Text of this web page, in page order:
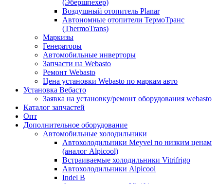
(Эбершпехер)
Воздушный отопитель Planar
Автономные отопители ТермоТранс
(ThermoTrans)
Маркизы
Генераторы
Автомобильные инверторы
Запчасти на Webasto
Ремонт Webasto
Цена установки Webasto по маркам авто
Установка Вебасто
Заявка на установку/ремонт оборудования webasto
Каталог запчастей
Опт
Дополнительное оборудование
Автомобильные холодильники
Автохолодильники Meyvel по низким ценам
(аналог Alpicool)
Встраиваемые холодильники Vitrifrigo
Автохолодильники Alpicool
Indel B